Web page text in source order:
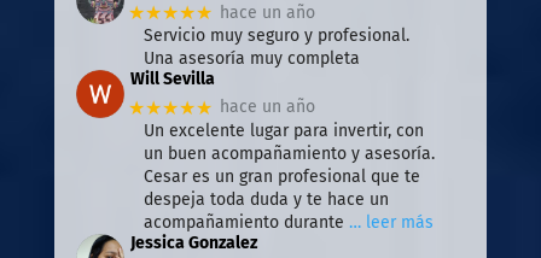
★★★★★ hace un año
Servicio muy seguro y profesional.
Una asesoría muy completa
Will Sevilla
★★★★★ hace un año
Un excelente lugar para invertir, con
un buen acompañamiento y asesoría.
Cesar es un gran profesional que te
despeja toda duda y te hace un
acompañamiento durante … leer más
Jessica Gonzalez